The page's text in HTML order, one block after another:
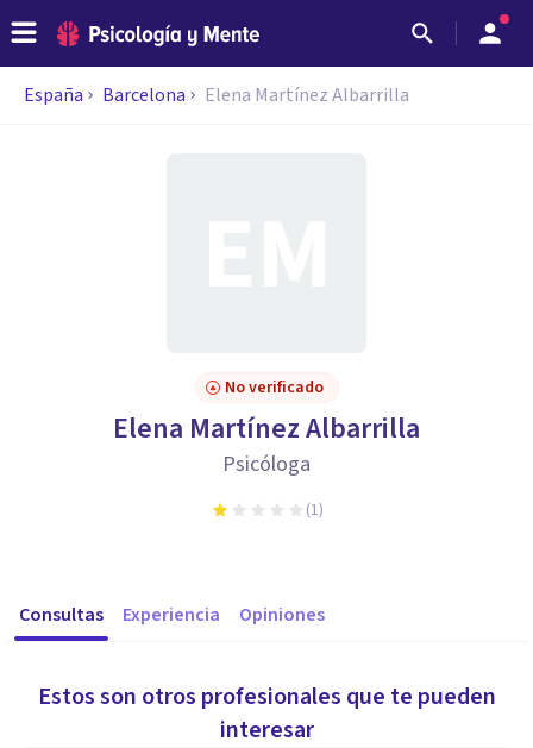
España Barcelona Elena Martínez Albarrilla
No verificado
Elena Martínez Albarrilla
Psicóloga
(1)
Consultas Experiencia Opiniones
Estos son otros profesionales que te pueden
interesar